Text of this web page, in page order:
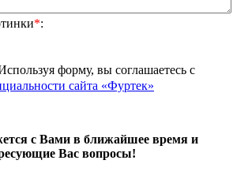
*:
форму, вы соглашаетесь с
сайта «Фуртек»
с Вами в ближайшее время и
Вас вопросы!